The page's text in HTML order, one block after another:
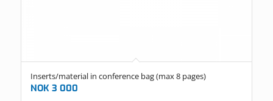
Inserts/material in conference bag (max 8 pages)
NOK3 000